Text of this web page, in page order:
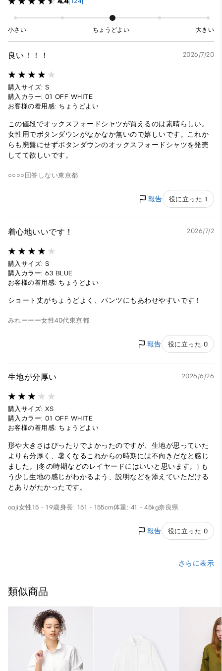
小さい ちょうどよい 大きい
良い！！！ 2026/7/20
購入サイズ: S
購入カラー: 01 OFF WHITE
お客様の着用感: ちょうどよい
この値段でオックスフォードシャツが買えるのは素晴らしい。
女性用でボタンダウンがなかなか無いので嬉しいです。これか
らも廃盤にせずボタンダウンのオックスフォードシャツを発売
してて欲しいです。
○○○○ 回答しない東京都
報告 役に立った 1
着心地いいです！ 2026/7/2
購入サイズ: S
購入カラー: 63 BLUE
お客様の着用感: ちょうどよい
ショート丈がちょうどよく、パンツにもあわせやすいです！
みれーーー女性40代東京都
報告 役に立った 0
生地が分厚い 2026/6/26
購入サイズ: XS
購入カラー: 01 OFF WHITE
お客様の着用感: ちょうどよい
形や大きさはぴったりでよかったのですが、生地が思っていた
よりも分厚く、暑くなるこれからの時期には不向きだなと感じ
ました。(冬の時期などのレイヤードにはいいと思います。) も
う少し生地の感じがわかるよう、説明などを添えていただける
とありがたかったです。
aaji女性 15 - 19歳身長: 151 - 155cm体重: 41 - 45kg奈良県
報告 役に立った 0
さらに表示
類似商品